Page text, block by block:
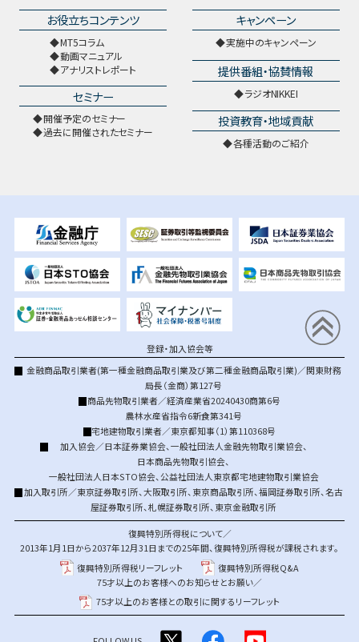
お役立ちコンテンツ
MT5コラム
動画マニュアル
アナリストレポート
セミナー
開催予定のセミナー
過去に開催されたセミナー
キャンペーン
実施中のキャンペーン
提供番組・協賛情報
ラジオNIKKEI
投資教育・地域貢献
各種活動のご紹介
登録・加入協会等
金融商品取引業者(第一種金融商品取引業及び第二種金融商品取引業)／関東財務
局長（金商）第127号
商品先物取引業者／経済産業省20240430商第6号
農林水産省指令6新食第341号
宅地建物取引業者／東京都知事（1）第110368号
加入協会／日本証券業協会、一般社団法人金融先物取引業協会、
日本商品先物取引協会、
一般社団法人日本STO協会、公益社団法人東京都宅地建物取引業協会
加入取引所／東京証券取引所、大阪取引所、 東京商品取引所、福岡証券取引所、名古
屋証券取引所、札幌証券取引所、 東京金融取引所
復興特別所得税について／
2013年1月1日から2037年12月31日までの25年間、復興特別所得税が課税されます。
復興特別所得税リーフレット
復興特別所得税Q&A
75才以上のお客様へのお知らせとお願い／
75才以上のお客様との取引に関するリーフレット